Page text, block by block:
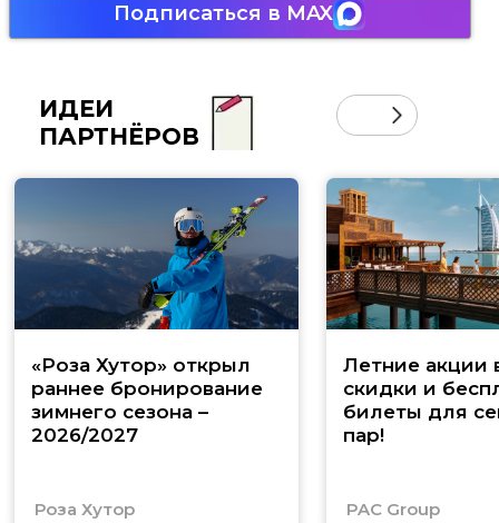
Подписаться в MAX
ИДЕИ
ПАРТНЁРОВ
«Роза Хутор» открыл
раннее бронирование
зимнего сезона –
2026/2027
Роза Хутор
Летние акции
скидки и
билеты для
пар!
PAC Group